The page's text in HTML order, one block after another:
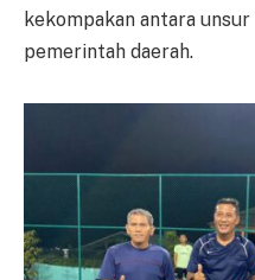
kekompakan antara
pemerintah daerah.